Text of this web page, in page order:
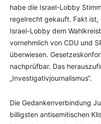
habe die Israel-Lobby
regelrecht gekauft. Fakt
Israel-Lobby dem
vornehmlich von CDU und
überwiesen.
nachprüfbar. Das
„Investigativjournalismus“.
Die Gedankenverbindung
billigsten antisemitischen